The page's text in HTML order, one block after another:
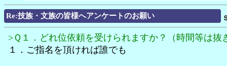
Re:技族・文族の皆様へアンケートのお願い
>Ｑ１．どれ位依頼を受けられますか？（時間等は抜
１．ご指名を頂ければ誰でも